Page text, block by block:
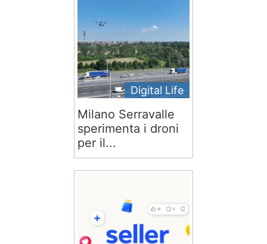
Digital Life
Milano Serravalle
sperimenta i droni
per il...